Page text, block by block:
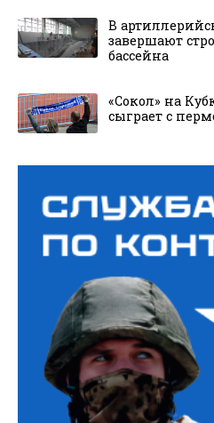
В
завершают
бассейна
«Сокол» на
сыграет с